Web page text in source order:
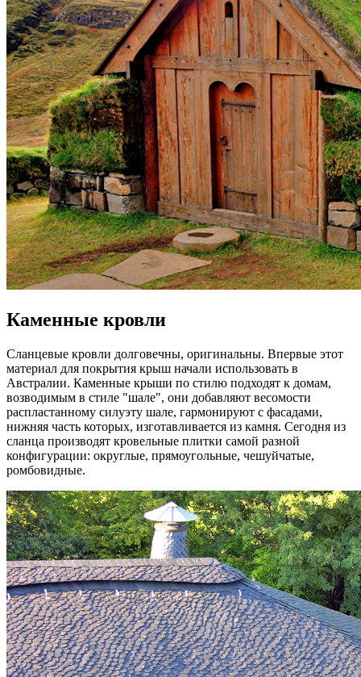
Каменные кровли
Сланцевые кровли долговечны, оригинальны. Впервые этот
материал для покрытия крыш начали использовать в
Австралии. Каменные крыши по стилю подходят к домам,
возводимым в стиле "шале", они добавляют весомости
распластанному силуэту шале, гармонируют с фасадами,
нижняя часть которых, изготавливается из камня. Сегодня из
сланца производят кровельные плитки самой разной
конфигурации: округлые, прямоугольные, чешуйчатые,
ромбовидные.